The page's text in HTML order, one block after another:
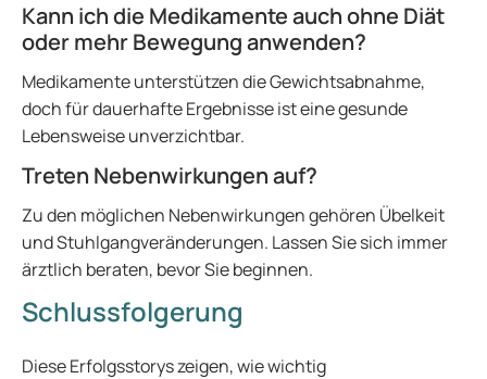
Kann ich die Medikamente auch ohne Diät
oder mehr Bewegung anwenden?
Medikamente unterstützen die Gewichtsabnahme,
doch für dauerhafte Ergebnisse ist eine gesunde
Lebensweise unverzichtbar.
Treten Nebenwirkungen auf?
Zu den möglichen Nebenwirkungen gehören Übelkeit
und Stuhlgangveränderungen. Lassen Sie sich immer
ärztlich beraten, bevor Sie beginnen.
Schlussfolgerung
Diese Erfolgsstorys zeigen, wie wichtig